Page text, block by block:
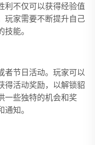
利不仅可以获得经验值
玩家需要不断提升自己
能。
者节日活动。玩家可以
得活动奖励，以解锁貂
一些独特的机会和奖
知。